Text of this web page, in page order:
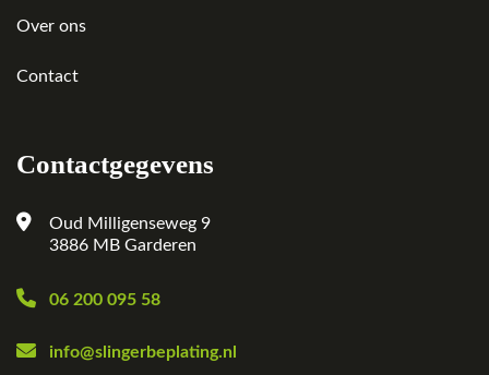
Over ons
Contact
Contactgegevens
Oud Milligenseweg 9
3886 MB Garderen
06 200 095 58
info@slingerbeplating.nl